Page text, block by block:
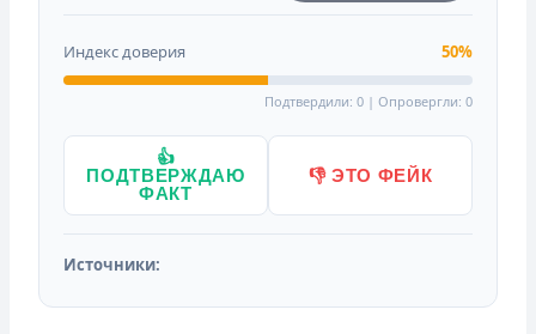
Индекс доверия 50%
Подтвердили: 0 | Опровергли: 0
👍
ПОДТВЕРЖДАЮ
ФАКТ
👎 ЭТО ФЕЙК
Источники: